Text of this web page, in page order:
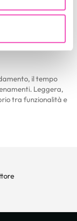
ed
media e per
inoltre
dei dati web,
combinarle
o che hanno
il tempo
Leggera,
tra funzionalità e